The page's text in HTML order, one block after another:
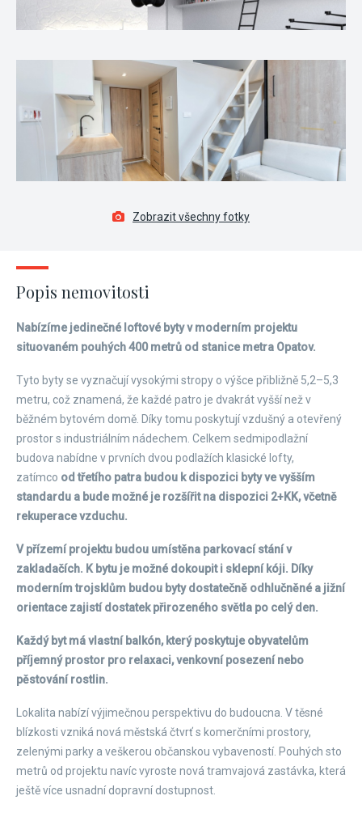
Zobrazit všechny fotky
Popis nemovitosti
Nabízíme jedinečné loftové byty v moderním projektu
situovaném pouhých 400 metrů od stanice metra Opatov.
Tyto byty se vyznačují vysokými stropy o výšce přibližně 5,2–5,3
metru, což znamená, že každé patro je dvakrát vyšší než v
běžném bytovém domě. Díky tomu poskytují vzdušný a otevřený
prostor s industriálním nádechem. Celkem sedmipodlažní
budova nabídne v prvních dvou podlažích klasické lofty,
zatímco od třetího patra budou k dispozici byty ve vyšším
standardu a bude možné je rozšířit na dispozici 2+KK, včetně
rekuperace vzduchu.
V přízemí projektu budou umístěna parkovací stání v
zakladačích. K bytu je možné dokoupit i sklepní kóji. Díky
moderním trojsklům budou byty dostatečně odhlučněné a jižní
orientace zajistí dostatek přirozeného světla po celý den.
Každý byt má vlastní balkón, který poskytuje obyvatelům
příjemný prostor pro relaxaci, venkovní posezení nebo
pěstování rostlin.
Lokalita nabízí výjimečnou perspektivu do budoucna. V těsné
blízkosti vzniká nová městská čtvrť s komerčními prostory,
zelenými parky a veškerou občanskou vybaveností. Pouhých sto
metrů od projektu navíc vyroste nová tramvajová zastávka, která
ještě více usnadní dopravní dostupnost.